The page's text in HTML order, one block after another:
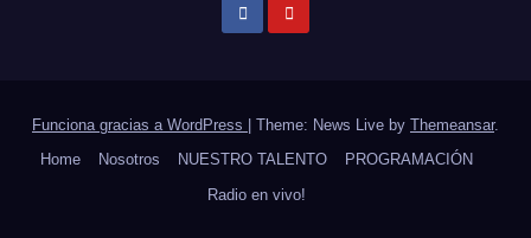
Funciona gracias a WordPress Theme: News Live by Themeansar.
Home
Nosotros NUESTRO TALENTO
PROGRAMACIÓN
Radio en vivo!